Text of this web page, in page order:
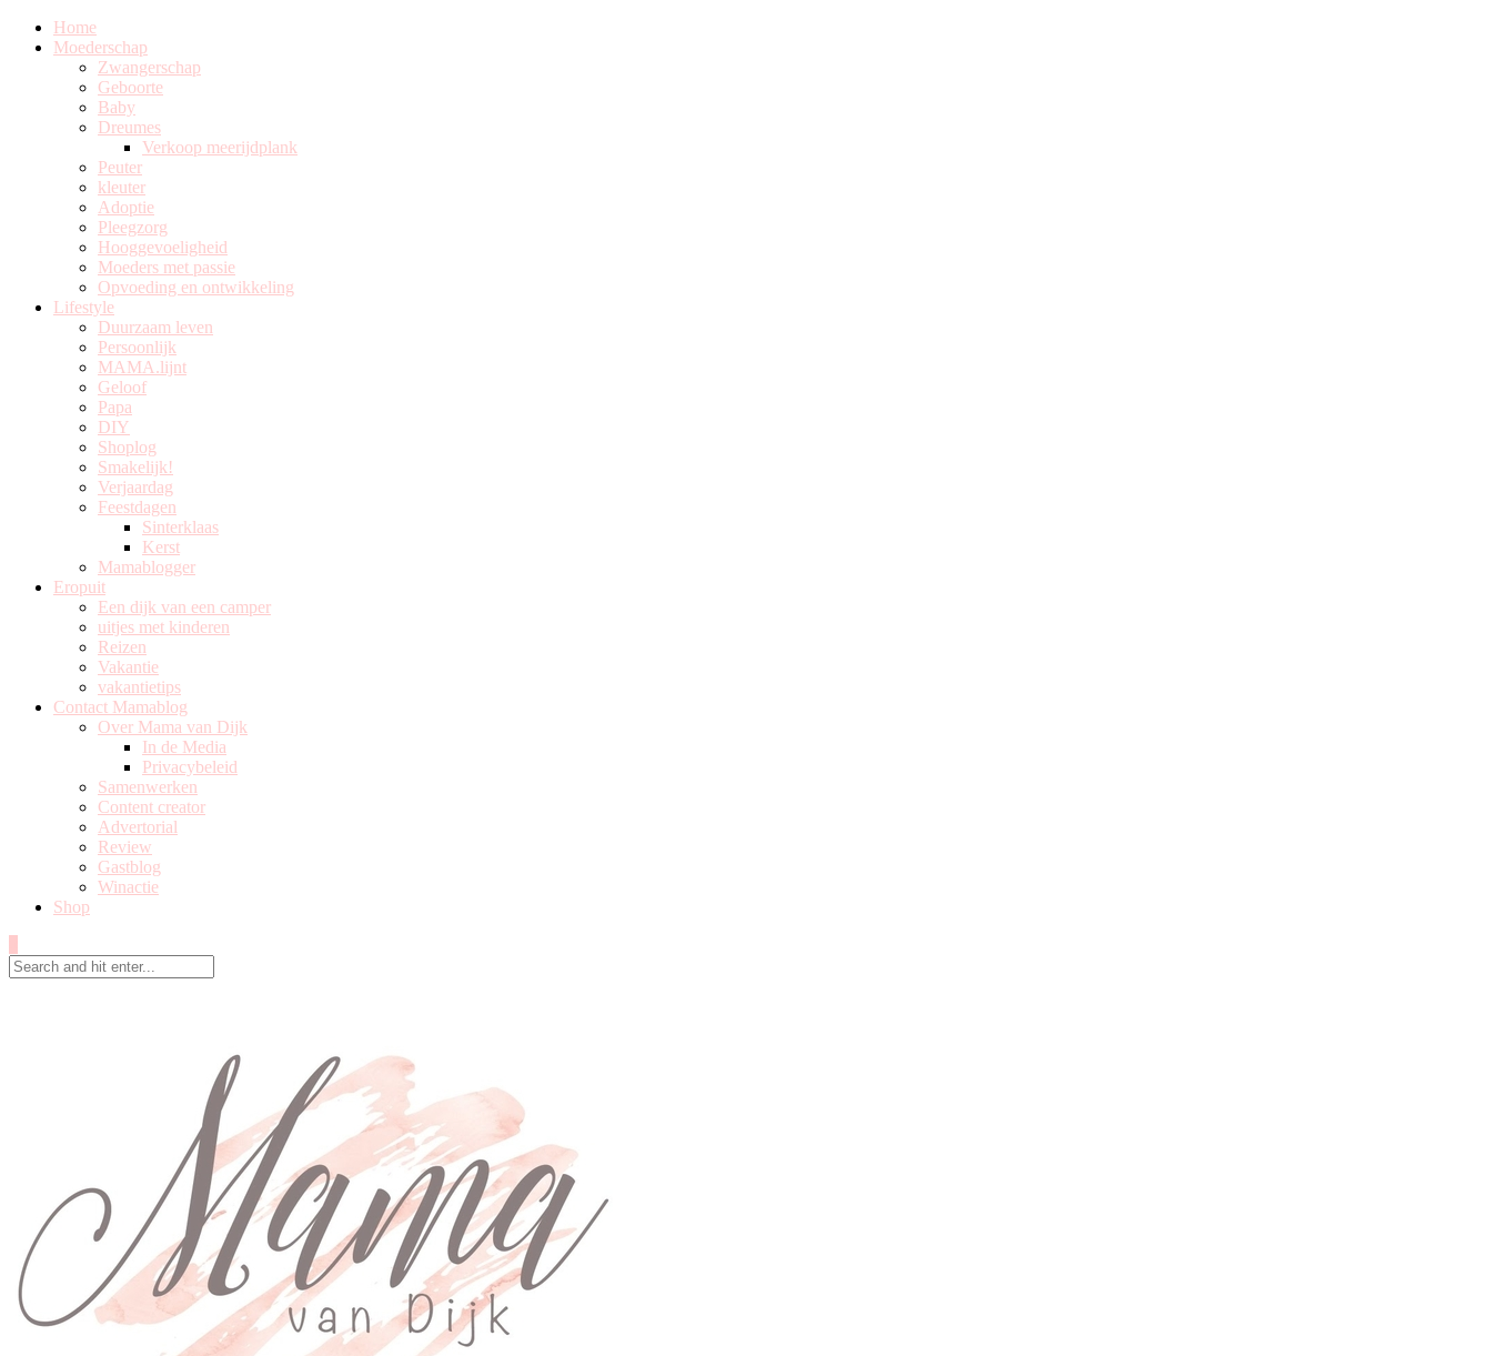
Home
Moederschap
Zwangerschap
Geboorte
Baby
Dreumes
Verkoop meerijdplank
Peuter
kleuter
Adoptie
Pleegzorg
Hooggevoeligheid
Moeders met passie
Opvoeding en ontwikkeling
Lifestyle
Duurzaam leven
Persoonlijk
MAMA.lijnt
Geloof
Papa
DIY
Shoplog
Smakelijk!
Verjaardag
Feestdagen
Sinterklaas
Kerst
Mamablogger
Eropuit
Een dijk van een camper
uitjes met kinderen
Reizen
Vakantie
vakantietips
Contact Mamablog
Over Mama van Dijk
In de Media
Privacybeleid
Samenwerken
Content creator
Advertorial
Review
Gastblog
Winactie
Shop